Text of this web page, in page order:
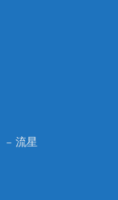
– 流星